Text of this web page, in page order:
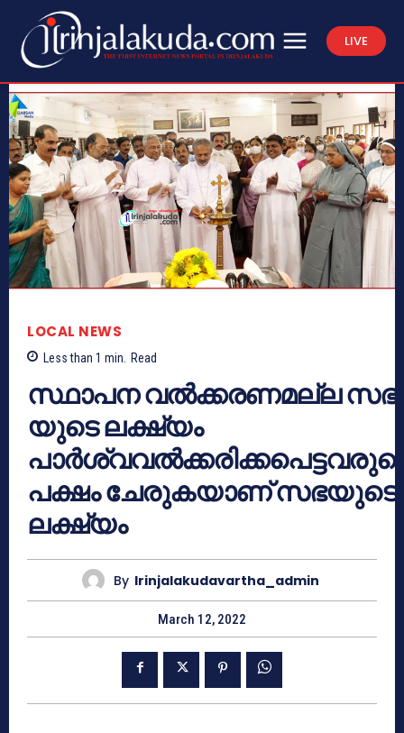
LIVE
LOCAL NEWS
Less than 1 min. Read
സ്ഥാപന വൽക്കരണമല്ല സഭ
യുടെ ലക്ഷ്യം
പക്ഷം ചേരുകയാണ് സഭയുടെ
ലക്ഷ്യം
By Irinjalakudavartha_admin
March 12, 2022